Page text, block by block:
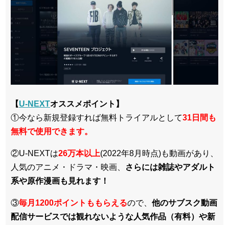
【U-NEXTオススメポイント】
①今なら新規登録すれば無料トライアルとして31日間も
無料で使用できます。
②U-NEXTは26万本以上(2022年8月時点)も動画があり、
人気のアニメ・ドラマ・映画、
さらには雑誌やアダルト
系や原作漫画も見れます！
③毎月1200ポイントももらえるので、 他のサブスク動画
配信サービスでは観れないような人気作品（有料）や新